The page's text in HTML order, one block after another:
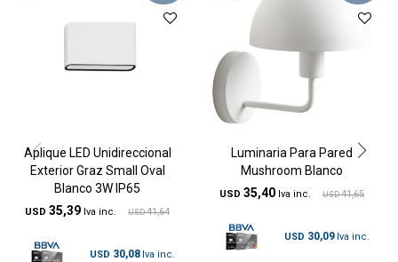
Aplique LED Unidireccional
Exterior Graz Small Oval
Blanco 3W IP65
USD 35,39 USD 41,64
USD 30,08
Luminaria Para Pared
Mushroom Blanco
USD 35,40 USD 41,65
USD 30,09